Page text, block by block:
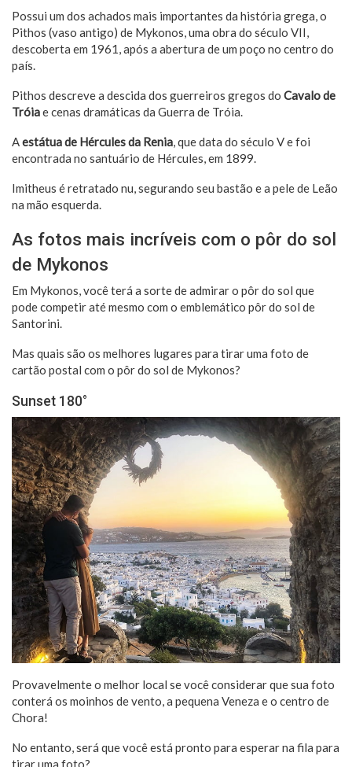
Possui um dos achados mais importantes da história grega, o
Pithos (vaso antigo) de Mykonos, uma obra do século VII,
descoberta em 1961, após a abertura de um poço no centro do
país.
Pithos descreve a descida dos guerreiros gregos do Cavalo de
Tróiae cenas dramáticas da Guerra de Tróia.
Aestátua de Hércules da Renia, que data do século V e foi
encontrada no santuário de Hércules, em 1899.
Imitheus é retratado nu, segurando seu bastão e a pele de Leão
na mão esquerda.
As fotos mais incríveis com o pôr do sol
de Mykonos
Em Mykonos, você terá a sorte de admirar o pôr do sol que
pode competir até mesmo com o emblemático pôr do sol de
Santorini.
Mas quais são os melhores lugares para tirar uma foto de
cartão postal com o pôr do sol de Mykonos?
Sunset 180°
Provavelmente o melhor local se você considerar que sua foto
conterá os moinhos de vento, a pequena Veneza e o centro de
Chora!
No entanto, será que você está pronto para esperar na fila para
tirar uma foto?